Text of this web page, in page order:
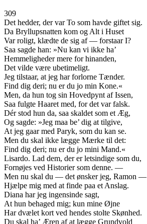
309
Det hedder, der var To som havde giftet sig.
Da Bryllupsnatten kom og Alt i Huset
Var roligt, klædte de sig af — forstaar I?
Saa sagde han: »Nu kan vi ikke ha’
Hemmeligheder mere for hinanden,
Det vilde være ubetimeligt.
Jeg tilstaar, at jeg har forlorne Tænder.
Find dig deri; nu er du jo min Kone.«
Men, da hun tog sin Hovedpynt af Issen,
Saa fulgte Haaret med, for det var falsk.
Dér stod hun da, saa skaldet som et Æg,
Og sagde: »Jeg maa be’ dig at tilgive,
At jeg gaar med Paryk, som du kan se.
Men du skal ikke lægge Mærke til det:
Find dig deri; nu er du jo mini Mand.«
Lisardo. Lad dem, der er letsindige som du,
Fornøjes ved Historier som denne. —
Men nu skal du — det ønsker jeg, Ramon —
Hjælpe mig med at finde paa et Anslag.
Diana har jeg ingensinde sagt,
At hun behaged mig; kun mine Øjne
Har dvælet kort ved hendes stolte Skønhed.
Du skal ha’ Æren af at lægge Grundvold